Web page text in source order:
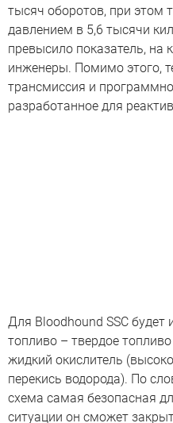
тысяч оборотов, при этом
давлением в 5,6 тысячи
превысило показатель, на
инженеры. Помимо этого,
трансмиссия и
разработанное для
Для Bloodhound SSC будет
топливо – твердое
жидкий окислитель
перекись водорода). По
схема самая безопасная
ситуации он сможет